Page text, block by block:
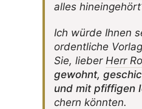
alles
Ich würde Ihnen
ordent­liche
Sie, lieber Herr
gewohnt,
und mit pfif­figen
chern könnten.